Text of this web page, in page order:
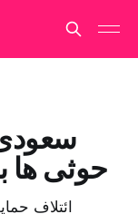
حوثی ها